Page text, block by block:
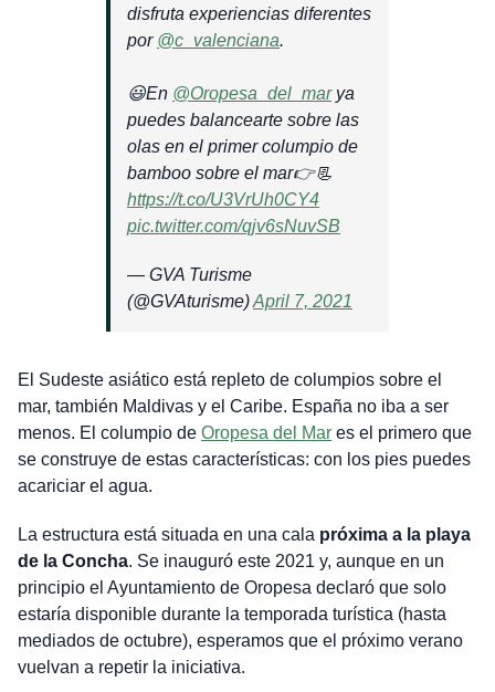
disfruta experiencias diferentes
por @c_valenciana.
😃En @Oropesa_del_marya
puedes balancearte sobre las
olas en el primer columpio de
bamboo sobre el mar👉📃
https://t.co/U3VrUh0CY4
pic.twitter.com/qjv6sNuvSB
— GVA Turisme
(@GVAturisme)April 7, 2021
El Sudeste asiático está repleto de columpios sobre el
mar, también Maldivas y el Caribe. España no iba a ser
menos. El columpio de Oropesa del Mares el primero que
se construye de estas características: con los pies puedes
acariciar el agua.
La estructura está situada en una cala próxima a la playa
de la Concha. Se inauguró este 2021 y, aunque en un
principio el Ayuntamiento de Oropesa declaró que solo
estaría disponible durante la temporada turística (hasta
mediados de octubre), esperamos que el próximo verano
vuelvan a repetir la iniciativa.